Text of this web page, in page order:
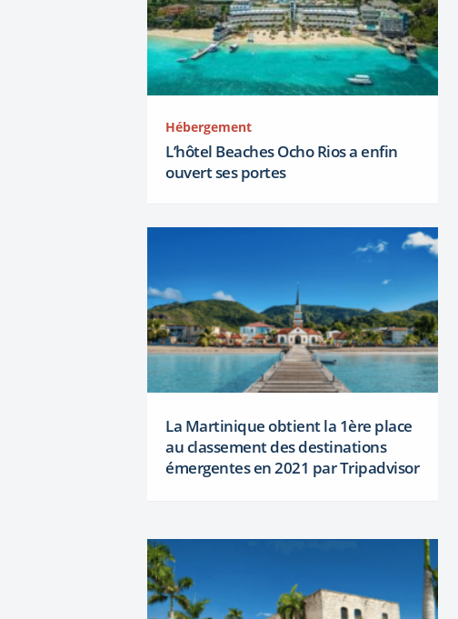
Hébergement
L’hôtel Beaches Ocho Rios a enfin
ouvert ses portes
La Martinique obtient la 1ère place
au classement des destinations
émergentes en 2021 par Tripadvisor